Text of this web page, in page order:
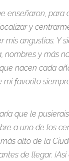
enseñaron, para
y
mis angustias. Y
nombres y más
nacen cada
mi favorito
que le
a uno de los
alto de la
de llegar.